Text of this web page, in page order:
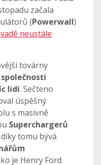
začala
(Powerwall)
neustále
továrny
lidí. Sečteno
úspěšný
s masivně
Superchargerů
tomu bývá
je Henry Ford